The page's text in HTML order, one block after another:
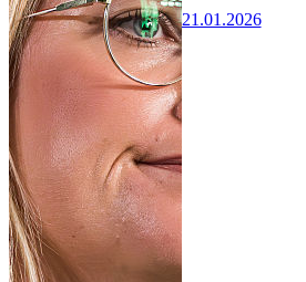
21.01.2026